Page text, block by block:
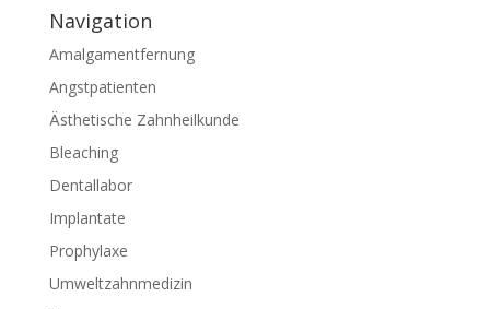
Navigation
Amalgamentfernung
Angstpatienten
Ästhetische Zahnheilkunde
Bleaching
Dentallabor
Implantate
Prophylaxe
Umweltzahnmedizin